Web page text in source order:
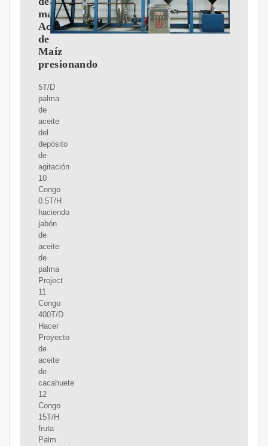
maíz
Aceite
de
Maíz
presionando
5T/D
palma
de
aceite
del
depósito
de
agitación
10
Congo
0.5T/H
haciendo
jabón
de
aceite
de
palma
Project
11
Congo
400T/D
Hacer
Proyecto
de
aceite
de
cacahuete
12
Congo
15T/H
fruta
Palm